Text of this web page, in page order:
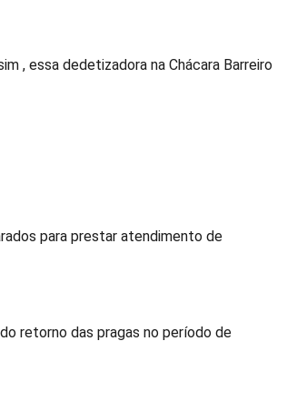
, essa dedetizadora na Chácara Barreiro
para prestar atendimento de
retorno das pragas no período de